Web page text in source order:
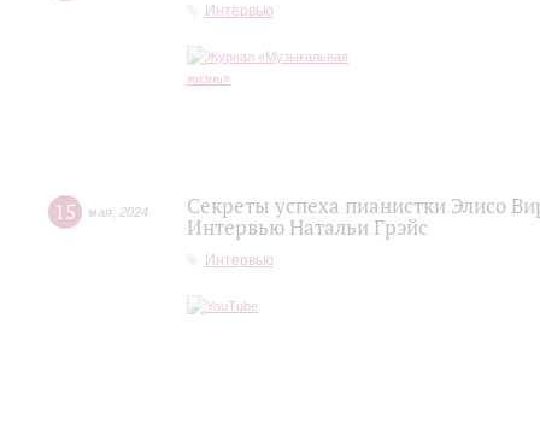
Интервью
15 мая 2024
Секреты успеха пианистки Элисо
Интервью Натальи Грэйс
Интервью